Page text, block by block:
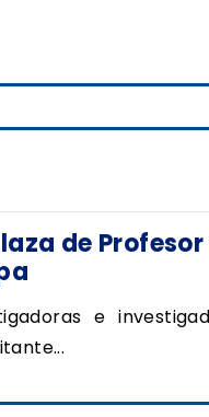
de Profesor
e